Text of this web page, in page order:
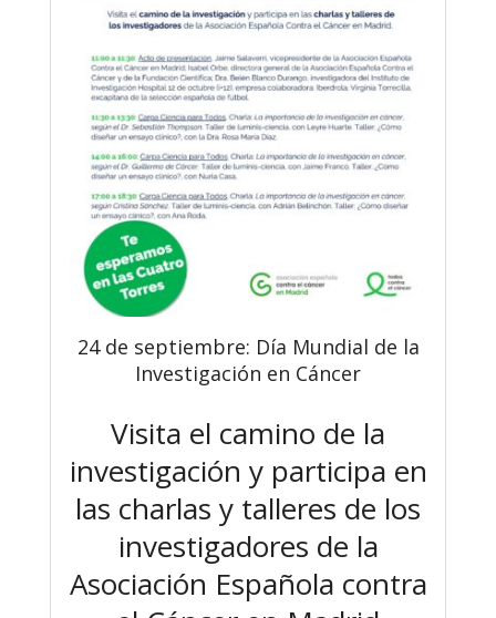
24 de septiembre: Día Mundial de la
Investigación en Cáncer
Visita el camino de la
investigación y participa en
las charlas y talleres de los
investigadores de la
Asociación Española contra